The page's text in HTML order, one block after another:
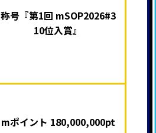
称号『第1回 mSOP2026#3
10位入賞』
mポイント 180,000,000pt